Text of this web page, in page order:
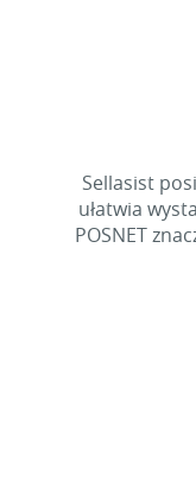
Sellasist
ułatwia
POSNET